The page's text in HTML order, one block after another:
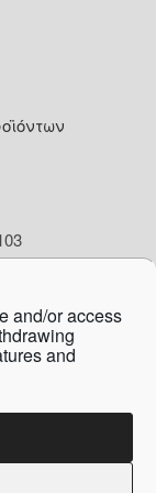
and/or access
and